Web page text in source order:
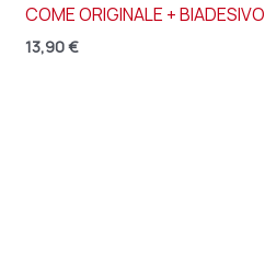
COME ORIGINALE + BIADESIVO
13,90€